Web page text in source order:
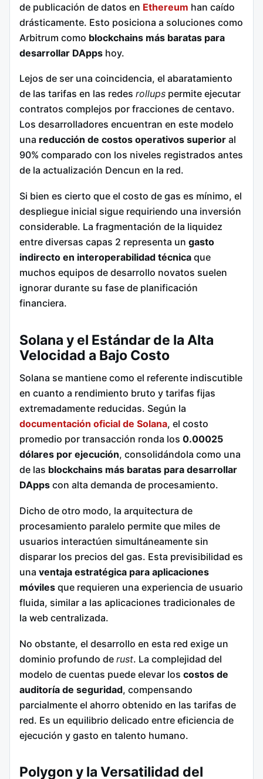
de publicación de datos en Ethereum han caído
drásticamente. Esto posiciona a soluciones como
Arbitrum como blockchains más baratas para
desarrollar DApps hoy.
Lejos de ser una coincidencia, el abaratamiento
de las tarifas en las redes rollups permite ejecutar
contratos complejos por fracciones de centavo.
Los desarrolladores encuentran en este modelo
una reducción de costos operativos superior al
90% comparado con los niveles registrados antes
de la actualización Dencun en la red.
Si bien es cierto que el costo de gas es mínimo, el
despliegue inicial sigue requiriendo una inversión
considerable. La fragmentación de la liquidez
entre diversas capas 2 representa un gasto
indirecto en interoperabilidad técnica que
muchos equipos de desarrollo novatos suelen
ignorar durante su fase de planificación
financiera.
Solana y el Estándar de la Alta
Velocidad a Bajo Costo
Solana se mantiene como el referente indiscutible
en cuanto a rendimiento bruto y tarifas fijas
extremadamente reducidas. Según la
documentación oficial de Solana, el costo
promedio por transacción ronda los 0.00025
dólares por ejecución, consolidándola como una
de las blockchains más baratas para desarrollar
DApps con alta demanda de procesamiento.
Dicho de otro modo, la arquitectura de
procesamiento paralelo permite que miles de
usuarios interactúen simultáneamente sin
disparar los precios del gas. Esta previsibilidad es
una ventaja estratégica para aplicaciones
móviles que requieren una experiencia de usuario
fluida, similar a las aplicaciones tradicionales de
la web centralizada.
No obstante, el desarrollo en esta red exige un
dominio profundo de rust. La complejidad del
modelo de cuentas puede elevar los costos de
auditoría de seguridad, compensando
parcialmente el ahorro obtenido en las tarifas de
red. Es un equilibrio delicado entre eficiencia de
ejecución y gasto en talento humano.
Polygon y la Versatilidad del